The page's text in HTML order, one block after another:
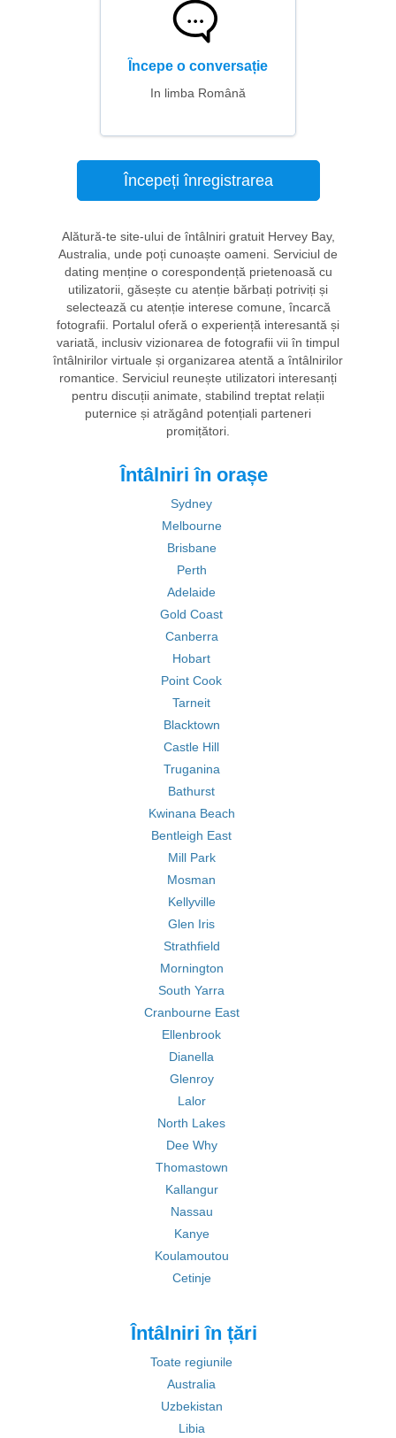
Începe o conversație
In limba Română
Începeți înregistrarea
Alătură-te site-ului de întâlniri gratuit Hervey Bay,
Australia, unde poți cunoaște oameni. Serviciul de
dating menține o corespondență prietenoasă cu
utilizatorii, găsește cu atenție bărbați potriviți și
selectează cu atenție interese comune, încarcă
fotografii. Portalul oferă o experiență interesantă și
variată, inclusiv vizionarea de fotografii vii în timpul
întâlnirilor virtuale și organizarea atentă a întâlnirilor
romantice. Serviciul reunește utilizatori interesanți
pentru discuții animate, stabilind treptat relații
puternice și atrăgând potențiali parteneri
promițători.
Întâlniri în orașe
Sydney
Melbourne
Brisbane
Perth
Adelaide
Gold Coast
Canberra
Hobart
Point Cook
Tarneit
Blacktown
Castle Hill
Truganina
Bathurst
Kwinana Beach
Bentleigh East
Mill Park
Mosman
Kellyville
Glen Iris
Strathfield
Mornington
South Yarra
Cranbourne East
Ellenbrook
Dianella
Glenroy
Lalor
North Lakes
Dee Why
Thomastown
Kallangur
Nassau
Kanye
Koulamoutou
Cetinje
Întâlniri în țări
Toate regiunile
Australia
Uzbekistan
Libia